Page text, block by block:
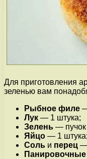
Для приготовления
зеленью вам
Рыбное филе
Лук — 1 штука;
Зелень — пучок
Яйцо — 1 штука;
Соль и перец —
Панировочные